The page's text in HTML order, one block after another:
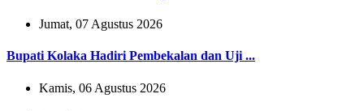
Jumat, 07 Agustus 2026
Bupati Kolaka Hadiri Pembekalan dan Uji ...
Kamis, 06 Agustus 2026